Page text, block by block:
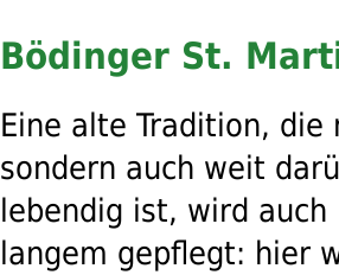
Bödinger St.
Eine alte Tradition,
sondern auch weit
lebendig ist, wird
langem gepflegt: hier